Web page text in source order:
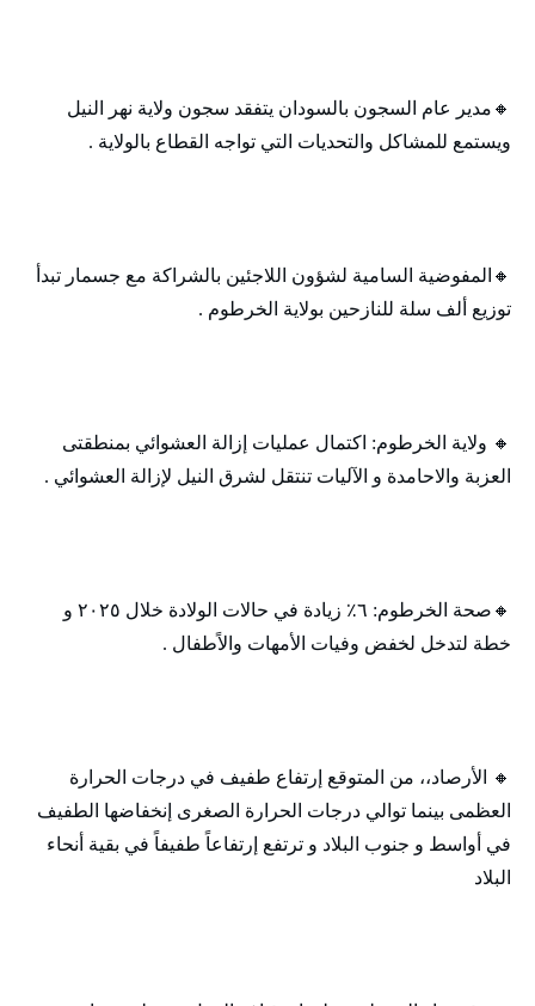
🔸‬‏مدير عام السجون بالسودان يتفقد سجون ولاية نهر النيل
ويستمع للمشاكل والتحديات التي تواجه القطاع بالولاية .
🔸‬‏المفوضية السامية لشؤون اللاجئين بالشراكة مع جسمار تبدأ
توزيع ألف سلة للنازحين بولاية الخرطوم .
🔸‬‏ ولاية الخرطوم: اكتمال عمليات إزالة العشوائي بمنطقتى
العزبة والاحامدة و الآليات تنتقل لشرق النيل لإزالة العشوائي .
🔸‬‏صحة الخرطوم: ٦٪ زيادة في حالات الولادة خلال ٢٠٢٥ و
خطة لتدخل لخفض وفيات الأمهات والاًطفال .
🔸‬‏ الأرصاد،، من المتوقع إرتفاع طفيف في درجات الحرارة
العظمى بينما توالي درجات الحرارة الصغرى إنخفاضها الطفيف
في أواسط و جنوب البلاد و ترتفع إرتفاعاً طفيفاً في بقية أنحاء
البلاد